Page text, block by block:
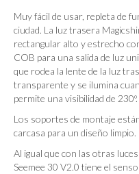
Muy fácil de usar, repleta de
ciudad. La luz trasera
rectangular alto y estrecho
COB para una salida de luz
que rodea la lente de la luz
transparente y se ilumina
permite una visibilidad de 230º.
Los soportes de montaje
carcasa para un diseño limpio.
Al igual que con las otras
Seemee 30 V2.0 tiene el